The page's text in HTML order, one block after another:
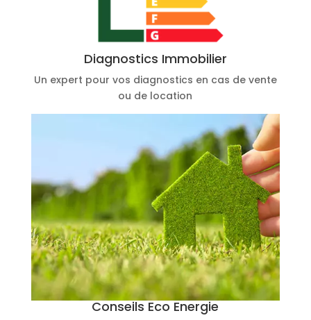
Diagnostics Immobilier
Un expert pour vos diagnostics en cas de vente
ou de location
Conseils Eco Energie